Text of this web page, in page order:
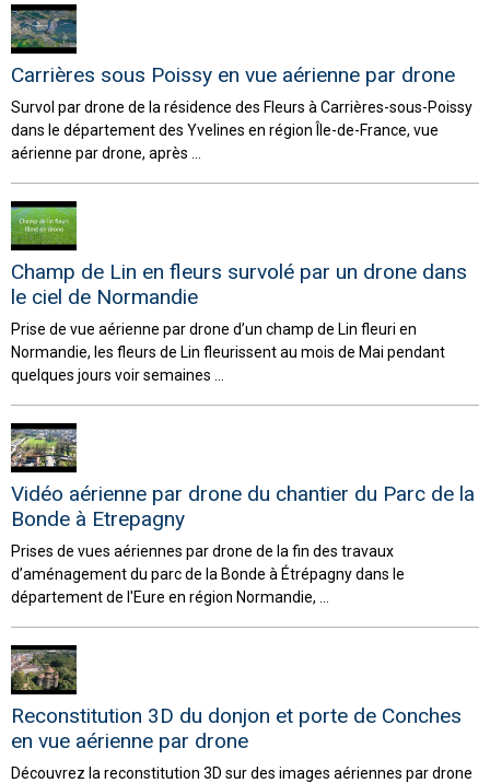
Carrières sous Poissy en vue aérienne par drone
Survol par drone de la résidence des Fleurs à Carrières-sous-Poissy
dans le département des Yvelines en région Île-de-France, vue
aérienne par drone, après ...
Champ de Lin en fleurs survolé par un drone dans
le ciel de Normandie
Prise de vue aérienne par drone d’un champ de Lin fleuri en
Normandie, les fleurs de Lin fleurissent au mois de Mai pendant
quelques jours voir semaines ...
Vidéo aérienne par drone du chantier du Parc de la
Bonde à Etrepagny
Prises de vues aériennes par drone de la fin des travaux
d’aménagement du parc de la Bonde à Étrépagny dans le
département de l'Eure en région Normandie, ...
Reconstitution 3D du donjon et porte de Conches
en vue aérienne par drone
Découvrez la reconstitution 3D sur des images aériennes par drone